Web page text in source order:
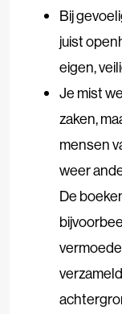
Bij
juist
eigen,
Je mist
zaken,
mensen
weer
De